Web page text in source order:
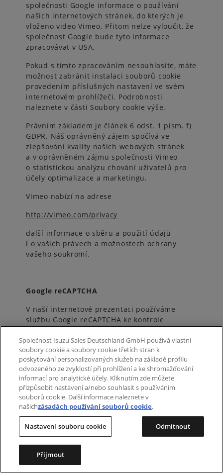
společnosti Google informace o používání
našich internetových stránek, do kterých je
vloženo video Vimeo. Přitom nelze vyloučit, že
společnost Google bude tyto informace
zpracovávat v USA.
Pokud s tímto zpracováním nesouhlasíte, máte
možnost zabránit instalaci souborů cookie
provedením příslušných nastavení ve svém
internetovém prohlížeči. Podrobnosti
naleznete v části Soubory cookie výše.
Právním základem je článek 6 odst. 1 písm. f)
GDPR. Náš oprávněný zájem spočívá ve
zlepšování kvality našich webových stránek
a v oprávněném zájmu společnosti Vimeo
o statistickou analýzu chování uživatelů pro
účely optimalizace a marketingu.
Vimeo nabízí na adrese
http://vimeo.com/privacy
další informace o sběru a použití údajů
i o vašich právech a možnostech ochrany
vašeho soukromí.
Google reCAPTCHA
V naší internetové prezentaci používáme
službu Google reCAPTCHA ke kontrole
a zamezení automatizovaných přístupů
takzvaných botů na naše webové stránky.
Jedná se přitom o službu společnosti Google
Ireland Limited, Gordon House, Barrow Street,
Dublin 4, Irsko (dále jen Google).
Prostřednictvím této služby může Google
zjistit, z které webové stránky byl odeslán
požadavek, i IP adresu, z níž jste použili tzv.
funkci reCAPTCHA. Kromě vaší IP adresy
zaznamená Google případně i další informace,
které jsou potřebné pro zpřístupnění
a zajištění této služby.
Společnost Isuzu Sales Deutschland GmbH používá vlastní
soubory cookie a soubory cookie třetích stran k
poskytování personalizovaných služeb na základě profilu
odvozeného ze zvyklostí při prohlížení a ke shromažďování
informací pro analytické účely. Kliknutím zde můžete
přizpůsobit nastavení a/nebo souhlasit s používáním
souborů cookie. Další informace naleznete v
našichzásadách používání souborů cookie.
Nastavení souboru cookie Odmítnout
Přijmout